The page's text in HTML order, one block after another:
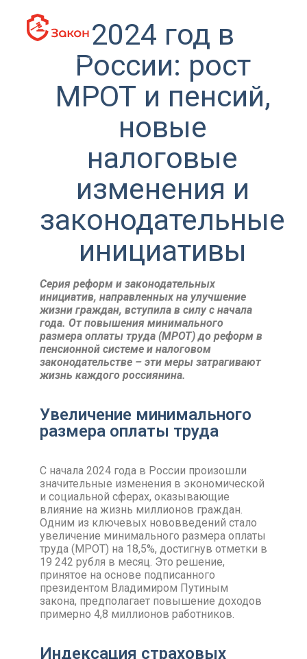
2024 год в
России: рост
МРОТ и пенсий,
новые
налоговые
изменения и
законодательные
инициативы
Серия реформ и законодательных
инициатив, направленных на улучшение
жизни граждан, вступила в силу с начала
года. От повышения минимального
размера оплаты труда (МРОТ) до реформ в
пенсионной системе и налоговом
законодательстве – эти меры затрагивают
жизнь каждого россиянина.
Увеличение минимального
размера оплаты труда
С начала 2024 года в России произошли
значительные изменения в экономической
и социальной сферах, оказывающие
влияние на жизнь миллионов граждан.
Одним из ключевых нововведений стало
увеличение минимального размера оплаты
труда (МРОТ) на 18,5%, достигнув отметки в
19 242 рубля в месяц. Это решение,
принятое на основе подписанного
президентом Владимиром Путиным
закона, предполагает повышение доходов
примерно 4,8 миллионов работников.
Индексация страховых